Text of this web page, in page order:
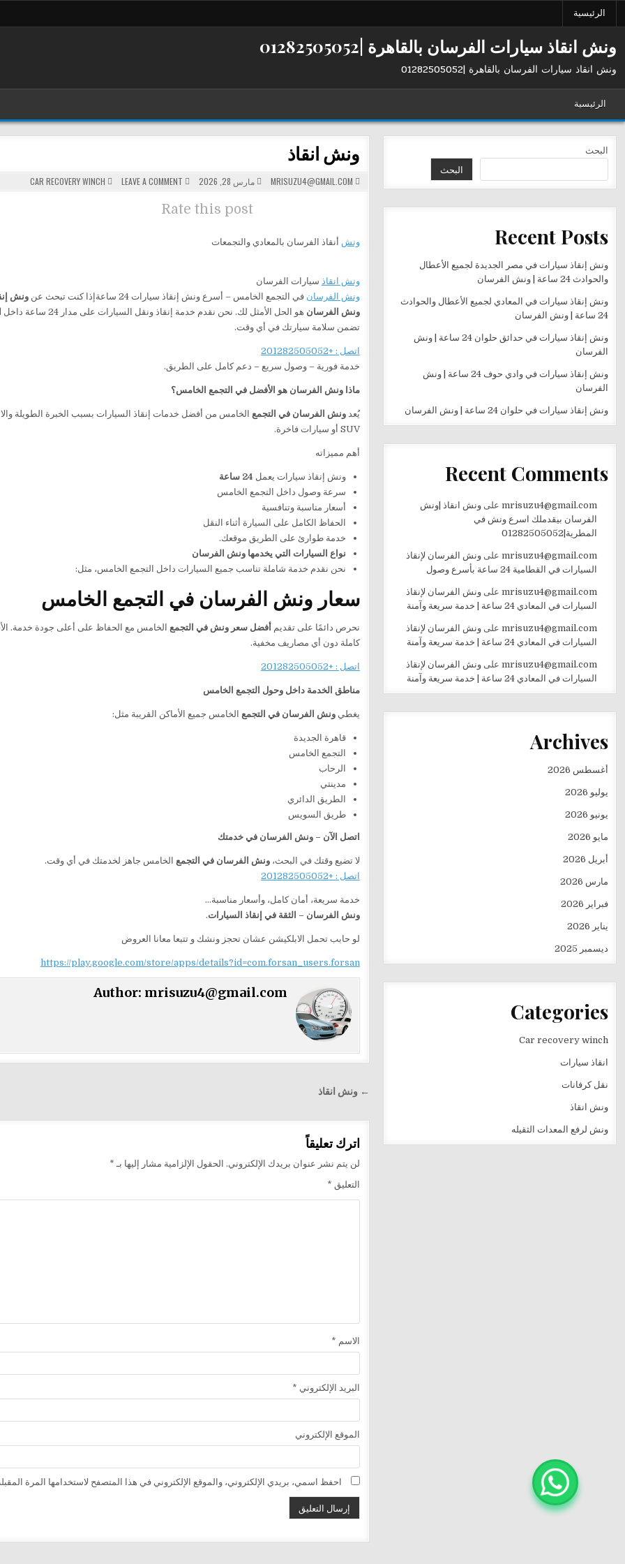
الرئيسية
ونش انقاذ سيارات الفرسان بالقاهرة |01282505052
ونش انقاذ سيارات الفرسان بالقاهرة |01282505052
الرئيسية
ونش انقاذ
MRISUZU4@GMAIL.COM مارس 28, 2026 LEAVE A COMMENT
ON
ونش
POSTED
IN
CAR RECOVERY WINCH
Rate this post
ونش أنقاذ الفرسان بالمعادي والتجمعات
ونش انقاذ سيارات الفرسان
ونش الفرسان في التجمع الخامس – أسرع ونش إنقاذ سيارات 24 ساعةإذا كنت تبحث عن ونش
ونش الفرسان هو الحل الأمثل لك. نحن نقدم خدمة إنقاذ ونقل السيارات على مدار 24 ساعة داخل
تضمن سلامة سيارتك في أي وقت.
اتصل : +201282505052
خدمة فورية – وصول سريع – دعم كامل على الطريق.
ماذا ونش الفرسان هو الأفضل في التجمع الخامس؟
يُعدونش الفرسان في التجمع الخامس من أفضل خدمات إنقاذ السيارات بسبب الخبرة الطويلة
SUV أو سيارات فاخرة.
أهم مميزاته
ونش إنقاذ سيارات يعمل 24 ساعة
سرعة وصول داخل التجمع الخامس
أسعار مناسبة وتنافسية
الحفاظ الكامل على السيارة أثناء النقل
خدمة طوارئ على الطريق موقعك.
نواع السيارات التي يخدمها ونش الفرسان
نحن نقدم خدمة شاملة تناسب جميع السيارات داخل التجمع الخامس، مثل:
سعار ونش الفرسان في التجمع الخامس
نحرص دائمًا على تقديمأفضل سعر ونش في التجمع الخامس مع الحفاظ على أعلى جودة خدمة.
كاملة دون أي مصاريف مخفية.
اتصل : +201282505052
مناطق الخدمة داخل وحول التجمع الخامس
يغطيونش الفرسان في التجمع الخامس جميع الأماكن القريبة مثل:
قاهرة الجديدة
التجمع الخامس
الرحاب
مدينتي
الطريق الدائري
طريق السويس
اتصل الآن – ونش الفرسان في خدمتك
لا تضيع وقتك في البحث،ونش الفرسان في التجمع الخامس جاهز لخدمتك في أي وقت.
اتصل : +201282505052
خدمة سريعة، أمان كامل، وأسعار مناسبة…
ونش الفرسان – الثقة في إنقاذ السيارات.
لو حابب تحمل الابلكيشن عشان تحجز ونشك و تتبعا معانا العروض
https://play.google.com/store/apps/details?id=com.forsan_users.forsan
Author: mrisuzu4@gmail.com
تصفّح
← ونش انقاذ
اترك تعليقاً
لن يتم نشر عنوان بريدك الإلكتروني. الحقول الإلزامية مشار إليها بـ *
التعليق *
الاسم *
البريد الإلكتروني *
الموقع الإلكتروني
احفظ اسمي، بريدي الإلكتروني، والموقع الإلكتروني في هذا المتصفح لاستخدامها المرة
البحث
البحث
Recent Posts
ونش إنقاذ سيارات في مصر الجديدة لجميع الأعطال
والحوادث 24 ساعة | ونش الفرسان
ونش إنقاذ سيارات في المعادي لجميع الأعطال والحوادث
24 ساعة | ونش الفرسان
ونش إنقاذ سيارات في حدائق حلوان 24 ساعة | ونش
الفرسان
ونش إنقاذ سيارات في وادي حوف 24 ساعة | ونش
الفرسان
ونش إنقاذ سيارات في حلوان 24 ساعة | ونش الفرسان
Recent Comments
mrisuzu4@gmail.comعلى ونش انقاذ |ونش
الفرسان بيقدملك اسرع ونش في
المطرية|01282505052
mrisuzu4@gmail.comعلى ونش الفرسان لإنقاذ
السيارات في القطامية 24 ساعة بأسرع وصول
mrisuzu4@gmail.comعلى ونش الفرسان لإنقاذ
السيارات في المعادي 24 ساعة | خدمة سريعة وآمنة
mrisuzu4@gmail.comعلى ونش الفرسان لإنقاذ
السيارات في المعادي 24 ساعة | خدمة سريعة وآمنة
mrisuzu4@gmail.comعلى ونش الفرسان لإنقاذ
السيارات في المعادي 24 ساعة | خدمة سريعة وآمنة
Archives
أغسطس 2026
يوليو 2026
يونيو 2026
مايو 2026
أبريل 2026
مارس 2026
فبراير 2026
يناير 2026
ديسمبر 2025
Categories
Car recovery winch
انقاذ سيارات
نقل كرفانات
ونش انقاذ
ونش لرفع المعدات الثقيله